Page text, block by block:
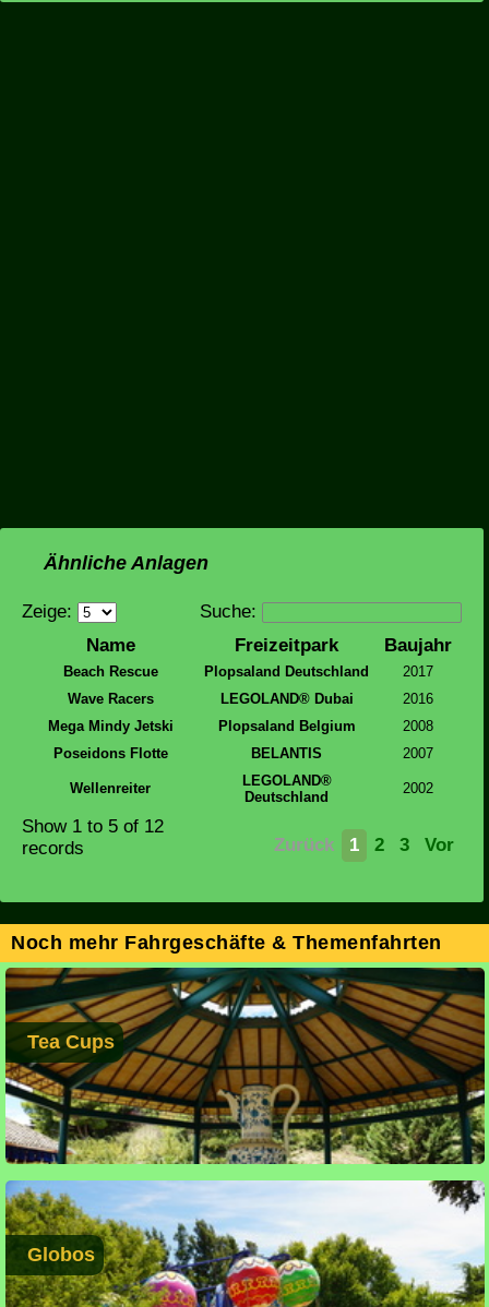
Ähnliche Anlagen
Suche:
Zeige:
Name
Freizeitpark Baujahr
Beach Rescue Plopsaland Deutschland
2017
Wave Racers
LEGOLAND® Dubai
2016
Mega Mindy Jetski
Plopsaland Belgium
2008
Poseidons Flotte
BELANTIS 2007
Wellenreiter
LEGOLAND®
Deutschland
2002
Zurück 1 2 3 Vor
Show 1 to 5 of 12
records
Noch mehr Fahrgeschäfte & Themenfahrten
Tea Cups
Globos